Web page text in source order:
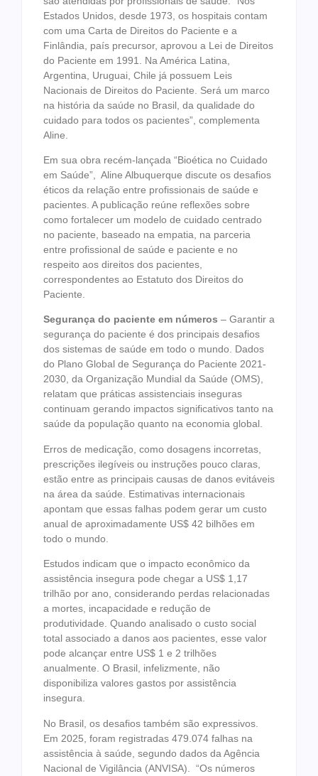
Estados Unidos, desde 1973, os hospitais contam
com uma Carta de Direitos do Paciente e a
Finlândia, país precursor, aprovou a Lei de Direitos
do Paciente em 1991. Na América Latina,
Argentina, Uruguai, Chile já possuem Leis
Nacionais de Direitos do Paciente. Será um marco
na história da saúde no Brasil, da qualidade do
cuidado para todos os pacientes”, complementa
Aline.
Em sua obra recém-lançada “Bioética no Cuidado
em Saúde”, Aline Albuquerque discute os desafios
éticos da relação entre profissionais de saúde e
pacientes. A publicação reúne reflexões sobre
como fortalecer um modelo de cuidado centrado
no paciente, baseado na empatia, na parceria
entre profissional de saúde e paciente e no
respeito aos direitos dos pacientes,
correspondentes ao Estatuto dos Direitos do
Paciente.
Segurança do paciente em números – Garantir a
segurança do paciente é dos principais desafios
dos sistemas de saúde em todo o mundo. Dados
do Plano Global de Segurança do Paciente 2021-
2030, da Organização Mundial da Saúde (OMS),
relatam que práticas assistenciais inseguras
continuam gerando impactos significativos tanto na
saúde da população quanto na economia global.
Erros de medicação, como dosagens incorretas,
prescrições ilegíveis ou instruções pouco claras,
estão entre as principais causas de danos evitáveis
na área da saúde. Estimativas internacionais
apontam que essas falhas podem gerar um custo
anual de aproximadamente US$ 42 bilhões em
todo o mundo.
Estudos indicam que o impacto econômico da
assistência insegura pode chegar a US$ 1,17
trilhão por ano, considerando perdas relacionadas
a mortes, incapacidade e redução de
produtividade. Quando analisado o custo social
total associado a danos aos pacientes, esse valor
pode alcançar entre US$ 1 e 2 trilhões
anualmente. O Brasil, infelizmente, não
disponibiliza valores gastos por assistência
insegura.
No Brasil, os desafios também são expressivos.
Em 2025, foram registradas 479.074 falhas na
assistência à saúde, segundo dados da Agência
Nacional de Vigilância (ANVISA). “Os números